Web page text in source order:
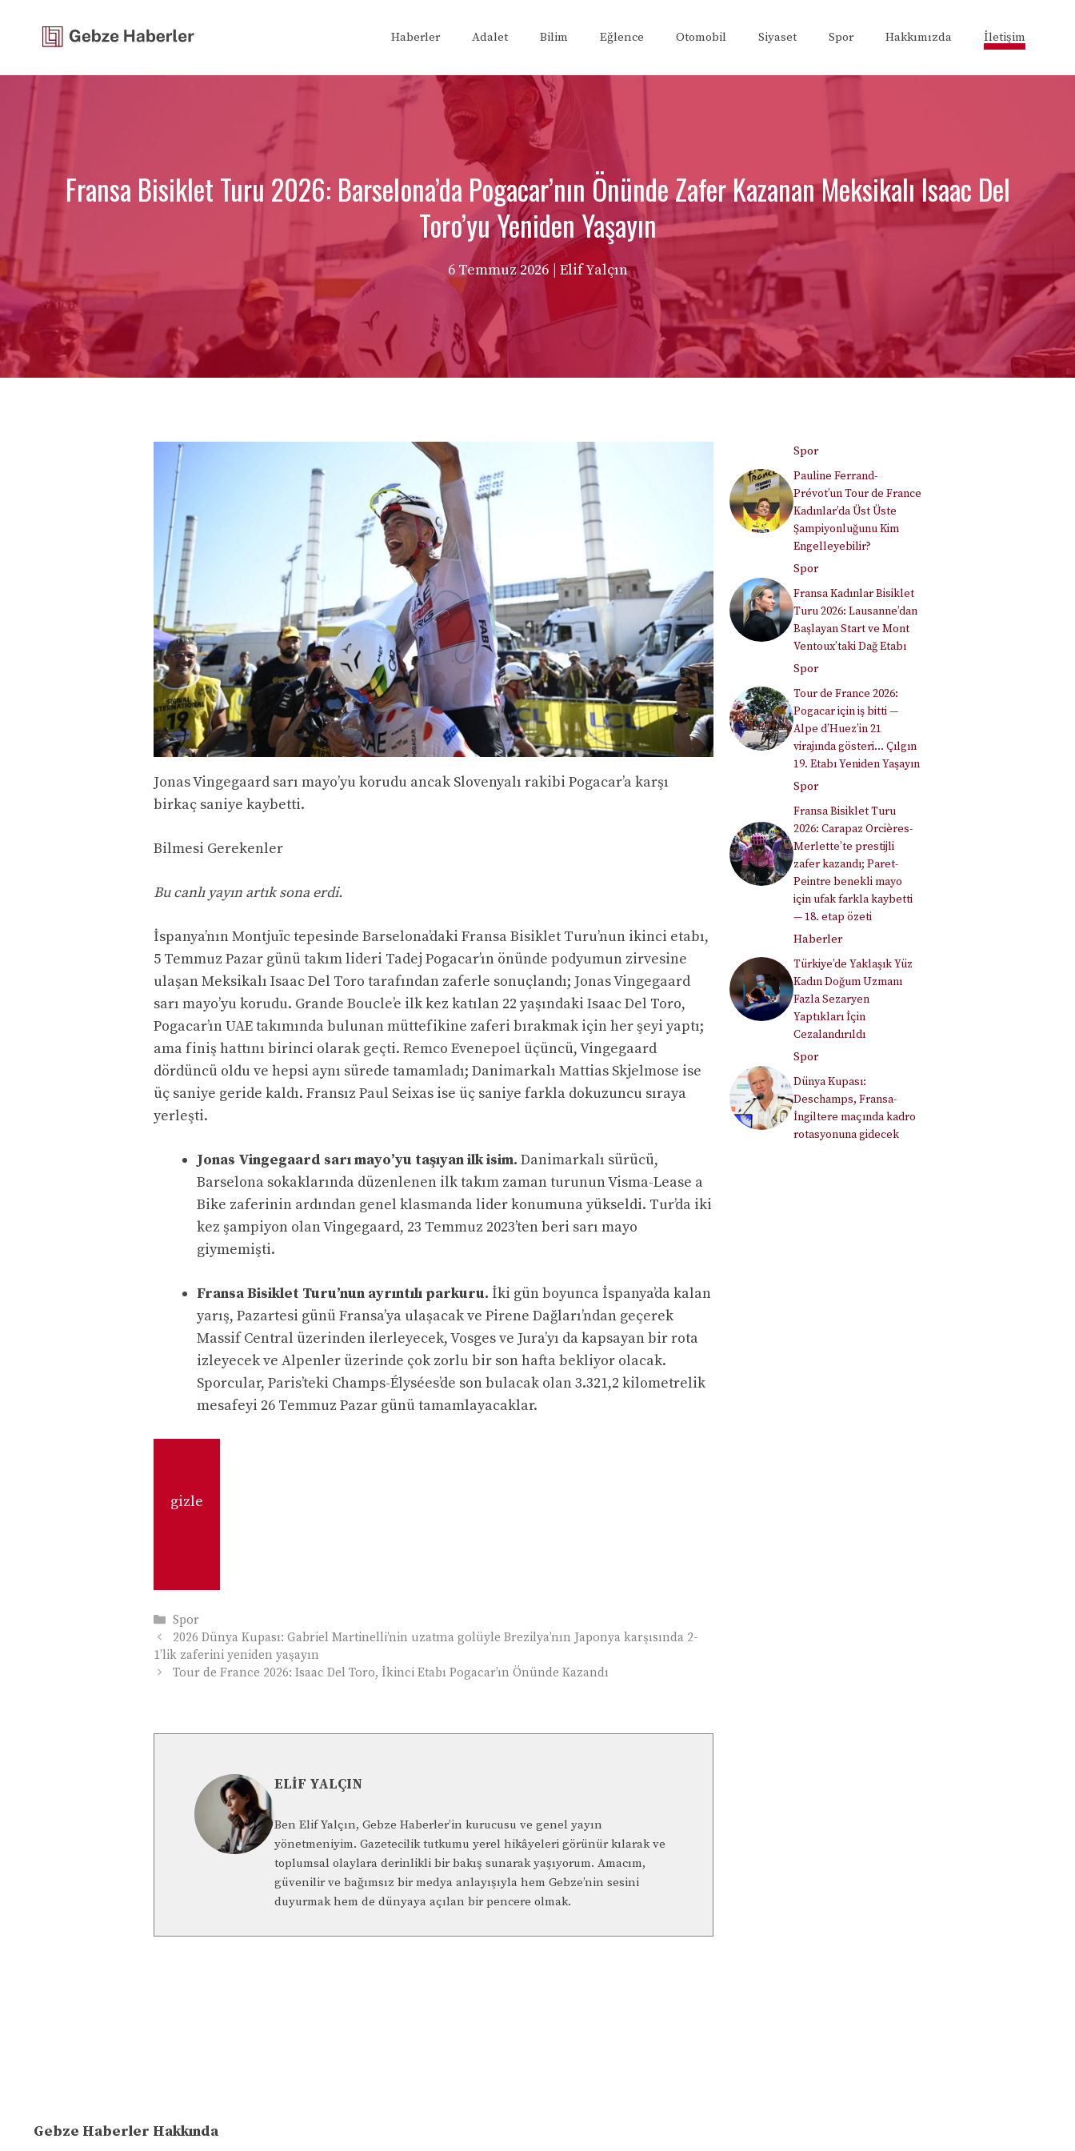
Haberler Adalet Bilim Eğlence Otomobil Siyaset Spor Hakkımızda İletişim
Fransa Bisiklet Turu 2026: Barselona’da Pogacar’nın Önünde Zafer Kazanan Meksikalı Isaac Del
Toro’yu Yeniden Yaşayın
6 Temmuz 2026 | Elif Yalçın
Jonas Vingegaard sarı mayo’yu korudu ancak Slovenyalı rakibi Pogacar’a karşı
birkaç saniye kaybetti.
Bilmesi Gerekenler
Bu canlı yayın artık sona erdi.
İspanya’nın Montjuïc tepesinde Barselona’daki Fransa Bisiklet Turu’nun ikinci etabı,
5 Temmuz Pazar günü takım lideri Tadej Pogacar’ın önünde podyumun zirvesine
ulaşan Meksikalı Isaac Del Toro tarafından zaferle sonuçlandı; Jonas Vingegaard
sarı mayo’yu korudu. Grande Boucle’e ilk kez katılan 22 yaşındaki Isaac Del Toro,
Pogacar’ın UAE takımında bulunan müttefikine zaferi bırakmak için her şeyi yaptı;
ama finiş hattını birinci olarak geçti. Remco Evenepoel üçüncü, Vingegaard
dördüncü oldu ve hepsi aynı sürede tamamladı; Danimarkalı Mattias Skjelmose ise
üç saniye geride kaldı. Fransız Paul Seixas ise üç saniye farkla dokuzuncu sıraya
yerleşti.
Jonas Vingegaard sarı mayo’yu taşıyan ilk isim. Danimarkalı sürücü,
Barselona sokaklarında düzenlenen ilk takım zaman turunun Visma-Lease a
Bike zaferinin ardından genel klasmanda lider konumuna yükseldi. Tur’da iki
kez şampiyon olan Vingegaard, 23 Temmuz 2023’ten beri sarı mayo
giymemişti.
Fransa Bisiklet Turu’nun ayrıntılı parkuru. İki gün boyunca İspanya’da kalan
yarış, Pazartesi günü Fransa’ya ulaşacak ve Pirene Dağları’ndan geçerek
Massif Central üzerinden ilerleyecek, Vosges ve Jura’yı da kapsayan bir rota
izleyecek ve Alpenler üzerinde çok zorlu bir son hafta bekliyor olacak.
Sporcular, Paris’teki Champs-Élysées’de son bulacak olan 3.321,2 kilometrelik
mesafeyi 26 Temmuz Pazar günü tamamlayacaklar.
gizle
Kategoriler
Spor
2026 Dünya Kupası: Gabriel Martinelli’nin uzatma golüyle Brezilya’nın Japonya karşısında 2-
1’lik zaferini yeniden yaşayın
Tour de France 2026: Isaac Del Toro, İkinci Etabı Pogacar’ın Önünde Kazandı
ELIF YALÇIN
Ben Elif Yalçın, Gebze Haberler’in kurucusu ve genel yayın
yönetmeniyim. Gazetecilik tutkumu yerel hikâyeleri görünür kılarak ve
toplumsal olaylara derinlikli bir bakış sunarak yaşıyorum. Amacım,
güvenilir ve bağımsız bir medya anlayışıyla hem Gebze’nin sesini
duyurmak hem de dünyaya açılan bir pencere olmak.
Spor
Pauline Ferrand-
Prévot’un Tour de France
Kadınlar’da Üst Üste
Şampiyonluğunu Kim
Engelleyebilir?
Spor
Fransa Kadınlar Bisiklet
Turu 2026: Lausanne’dan
Başlayan Start ve Mont
Ventoux’taki Dağ Etabı
Spor
Tour de France 2026:
Pogacar için iş bitti —
Alpe d’Huez’in 21
virajında gösteri… Çılgın
19. Etabı Yeniden Yaşayın
Spor
Fransa Bisiklet Turu
2026: Carapaz Orcières-
Merlette’te prestijli
zafer kazandı; Paret-
Peintre benekli mayo
için ufak farkla kaybetti
— 18. etap özeti
Haberler
Türkiye’de Yaklaşık Yüz
Kadın Doğum Uzmanı
Fazla Sezaryen
Yaptıkları İçin
Cezalandırıldı
Spor
Dünya Kupası:
Deschamps, Fransa-
İngiltere maçında kadro
rotasyonuna gidecek
Gebze Haberler Hakkında